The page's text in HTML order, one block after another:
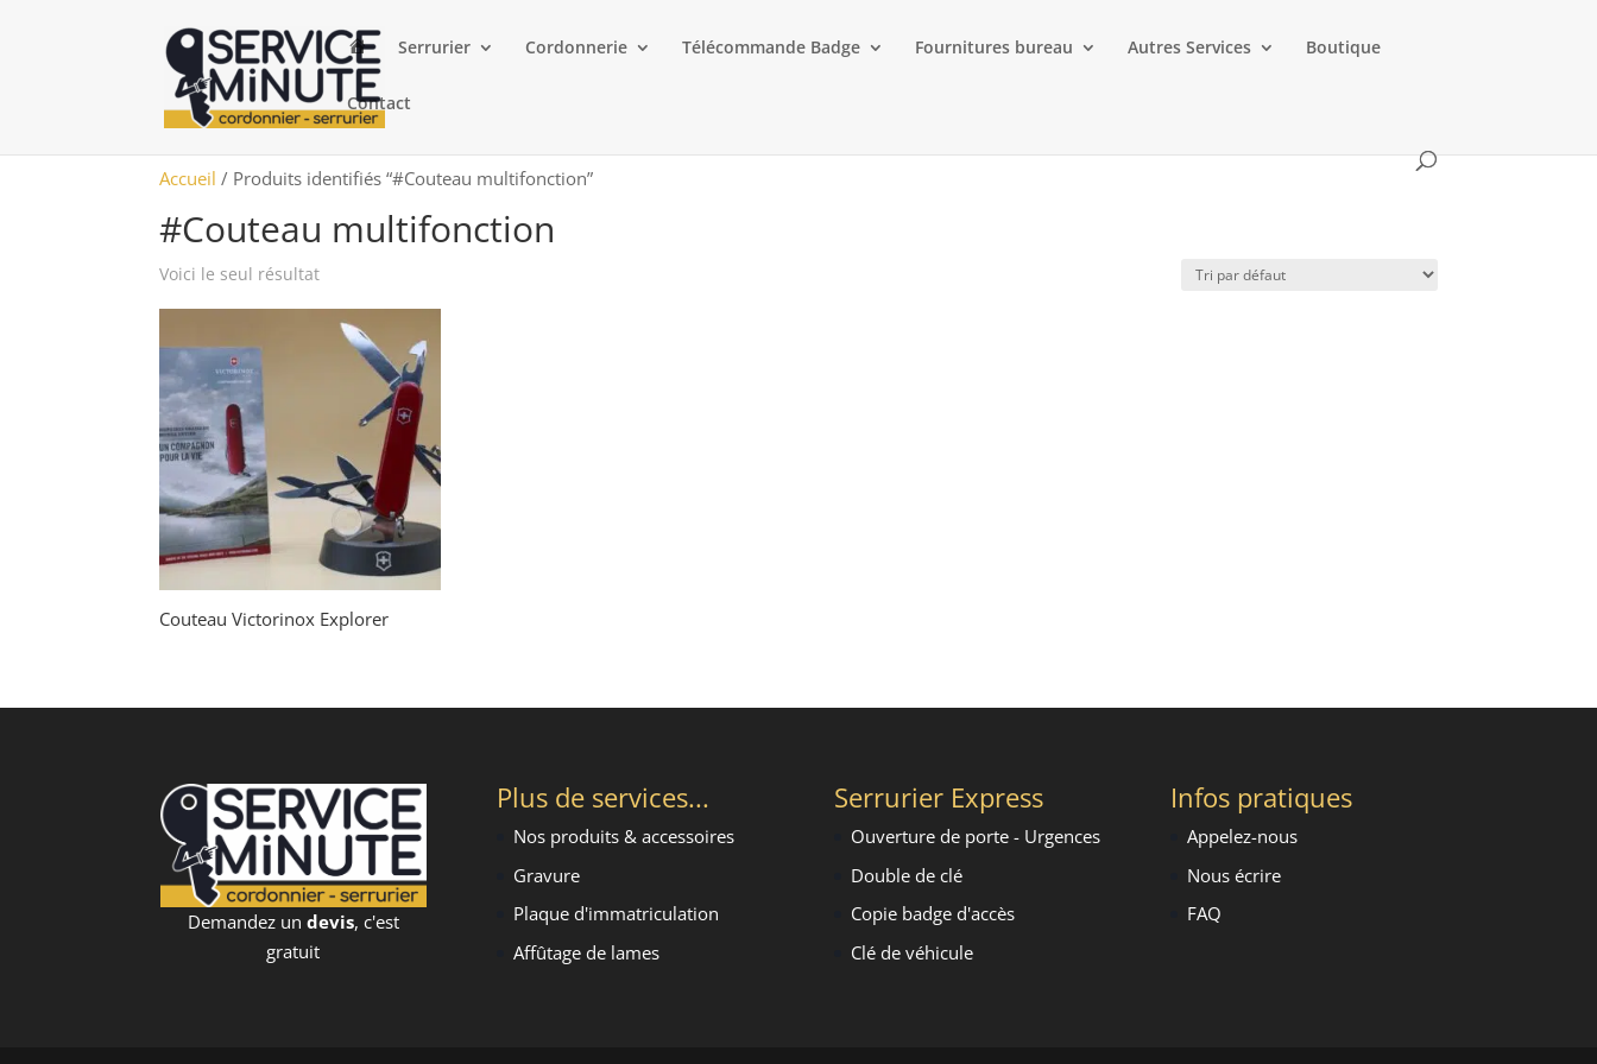
A
c
c
u
e
i
Serrurier Cordonnerie Télécommande Badge Fournitures bureau Autres Services Boutique
Contact
Accueil / Produits identifiés “#Couteau multifonction”
#Couteau multifonction
Voici le seul résultat
Couteau Victorinox Explorer
Demandez un devis, c'est
gratuit
Plus de services...
Nos produits & accessoires
Gravure
Plaque d'immatriculation
Affûtage de lames
Serrurier Express
Ouverture de porte - Urgences
Double de clé
Copie badge d'accès
Clé de véhicule
Infos pratiques
Appelez-nous
Nous écrire
FAQ